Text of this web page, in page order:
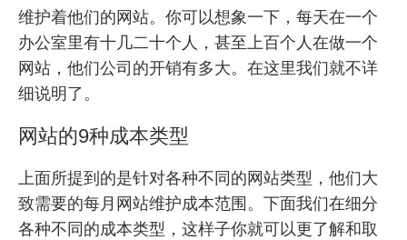
维护着他们的网站。你可以想象一下，每天在一个
办公室里有十几二十个人，甚至上百个人在做一个
网站，他们公司的开销有多大。在这里我们就不详
细说明了。
网站的9种成本类型
上面所提到的是针对各种不同的网站类型，他们大
致需要的每月网站维护成本范围。下面我们在细分
各种不同的成本类型，这样子你就可以更了解和取